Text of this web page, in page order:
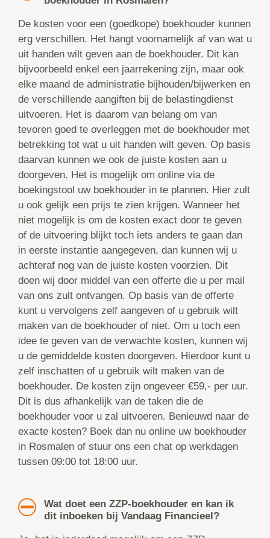
De kosten voor een (goedkope) boekhouder kunnen
erg verschillen. Het hangt voornamelijk af van wat u
uit handen wilt geven aan de boekhouder. Dit kan
bijvoorbeeld enkel een jaarrekening zijn, maar ook
elke maand de administratie bijhouden/bijwerken en
de verschillende aangiften bij de belastingdienst
uitvoeren. Het is daarom van belang om van
tevoren goed te overleggen met de boekhouder met
betrekking tot wat u uit handen wilt geven. Op basis
daarvan kunnen we ook de juiste kosten aan u
doorgeven. Het is mogelijk om online via de
boekingstool uw boekhouder in te plannen. Hier zult
u ook gelijk een prijs te zien krijgen. Wanneer het
niet mogelijk is om de kosten exact door te geven
of de uitvoering blijkt toch iets anders te gaan dan
in eerste instantie aangegeven, dan kunnen wij u
achteraf nog van de juiste kosten voorzien. Dit
doen wij door middel van een offerte die u per mail
van ons zult ontvangen. Op basis van de offerte
kunt u vervolgens zelf aangeven of u gebruik wilt
maken van de boekhouder of niet. Om u toch een
idee te geven van de verwachte kosten, kunnen wij
u de gemiddelde kosten doorgeven. Hierdoor kunt u
zelf inschatten of u gebruik wilt maken van de
boekhouder. De kosten zijn ongeveer €59,- per uur.
Dit is dus afhankelijk van de taken die de
boekhouder voor u zal uitvoeren. Benieuwd naar de
exacte kosten? Boek dan nu online uw boekhouder
in Rosmalen of stuur ons een chat op werkdagen
tussen 09:00 tot 18:00 uur.
Wat doet een ZZP-boekhouder en kan ik
dit inboeken bij Vandaag Financieel?